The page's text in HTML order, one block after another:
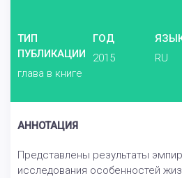
ТИП
ПУБЛИКАЦИИ
глава в книге
ГОД
2015
RU
АННОТАЦИЯ
Представлены результаты
исследования особенностей